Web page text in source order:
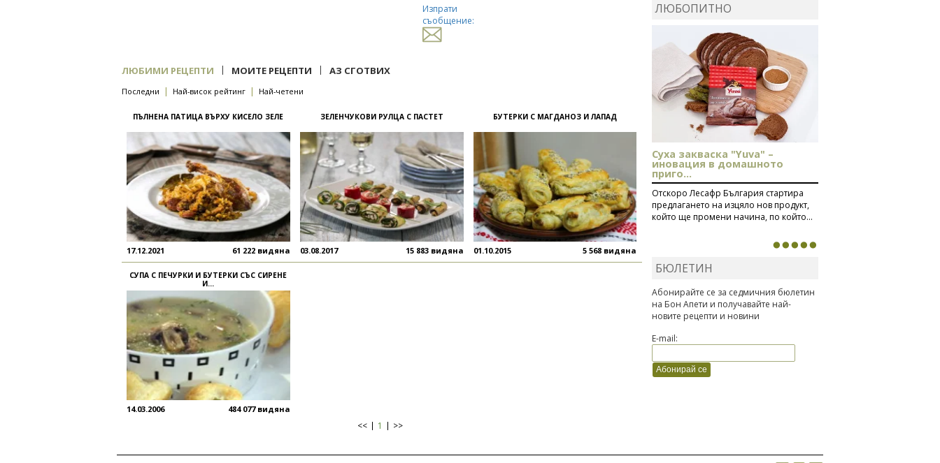
Изпрати
съобщение:
ЛЮБИМИ РЕЦЕПТИ | МОИТЕ РЕЦЕПТИ | АЗ СГОТВИХ
Последни | Най-висок рейтинг | Най-четени
ПЪЛНЕНА ПАТИЦА ВЪРХУ КИСЕЛО ЗЕЛЕ
17.12.2021 61 222 видяна
ЗЕЛЕНЧУКОВИ РУЛЦА С ПАСТЕТ
03.08.2017 15 883 видяна
БУТЕРКИ С МАГДАНОЗ И ЛАПАД
01.10.2015 5 568 видяна
СУПА С ПЕЧУРКИ И БУТЕРКИ СЪС СИРЕНЕ
И...
14.03.2006 484 077 видяна
<< 1 >>
фурна
рецептатаСвински
ребра с печени
картофи
ЛЮБОПИТНО
Суха закваска "Yuva" –
иновация в домашното
приго...
Отскоро Лесафр България стартира
предлагането на изцяло нов продукт,
който ще промени начина, по който...
БЮЛЕТИН
Абонирайте се за седмичния бюлетин
на Бон Апети и получавайте най-
новите рецепти и новини
E-mail: